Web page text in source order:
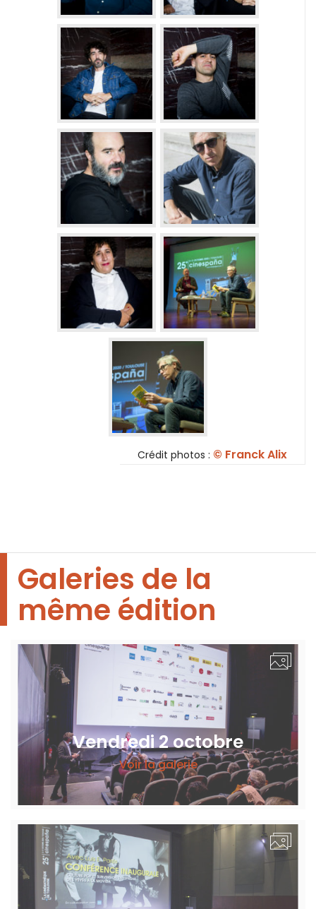
Crédit photos : © Franck Alix
Galeries de la
même édition
Vendredi 2 octobre
Voir la galerie